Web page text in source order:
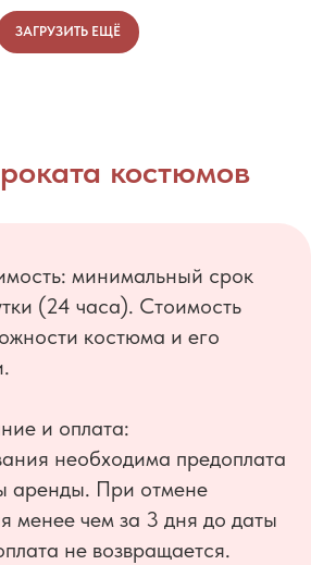
ЗАГРУЗИТЬ ЕЩЁ
костюмов
минимальный срок
(24 часа). Стоимость
костюма и его
и оплата:
необходима предоплата
аренды. При отмене
менее чем за 3 дня до даты
не возвращается.